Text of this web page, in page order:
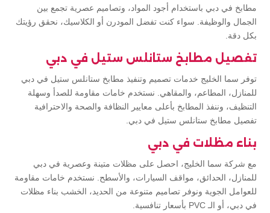
مطابخ في دبي باستخدام أجود المواد، وتصاميم عصرية تجمع بين
الجمال والوظيفة. سواء كنت تفضل المودرن أو الكلاسيك، نحقق رؤيتك
بكل دقة.
تفصيل مطابخ ستانلس ستيل في دبي
توفر سما الخليج خدمات تصميم وتنفيذ مطابخ ستانلس ستيل في دبي
للمنازل، المطاعم، والمقاهي. نستخدم خامات مقاومة للصدأ وسهلة
التنظيف، وننفذ المطابخ بأعلى معايير النظافة والصحة والاحترافية
تفصيل مطابخ ستانلس ستيل في دبي.
بناء مظلات في دبي
مع شركة سما الخليج، احصل على مظلات متينة وعصرية في دبي
للمنازل، الحدائق، مواقف السيارات، والأسطح. نستخدم خامات مقاومة
للعوامل الجوية ونوفر تصاميم متنوعة من الحديد، الخشب بناء مظلات
في دبي، أو الـ PVC بأسعار تنافسية.